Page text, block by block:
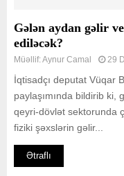
Gələn aydan gəlir
ediləcək?
Müəllif:Aynur Camal 29
İqtisadçı deputat Vüqar
paylaşımında bildirib
qeyri-dövlət sektorunda
fiziki şəxslərin gəlir...
Ətraflı